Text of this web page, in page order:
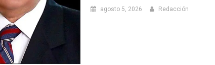
agosto 5, 2026 Redacción